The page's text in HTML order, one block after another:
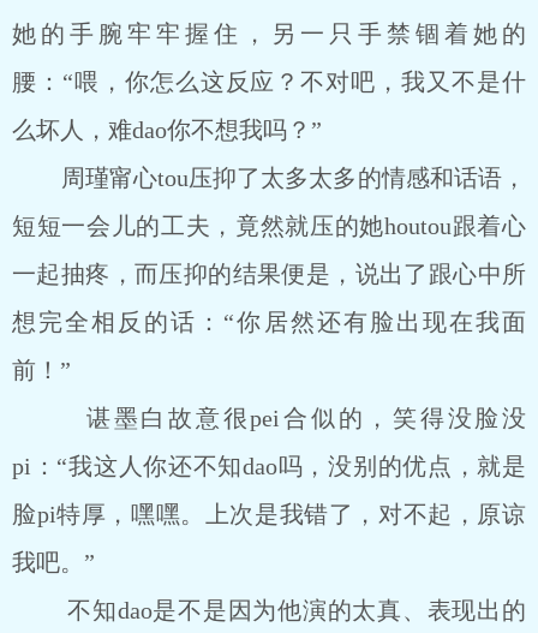
她的手腕牢牢握住，另一只手禁锢着她的
腰：“喂，你怎么这反应？不对吧，我又不是什
么坏人，难dao你不想我吗？”
周瑾甯心tou压抑了太多太多的情感和话语，
短短一会儿的工夫，竟然就压的她houtou跟着心
一起抽疼，而压抑的结果便是，说出了跟心中所
想完全相反的话：“你居然还有脸出现在我面
前！”
谌墨白故意很pei合似的，笑得没脸没
pi：“我这人你还不知dao吗，没别的优点，就是
脸pi特厚，嘿嘿。上次是我错了，对不起，原谅
我吧。”
不知dao是不是因为他演的太真、表现出的